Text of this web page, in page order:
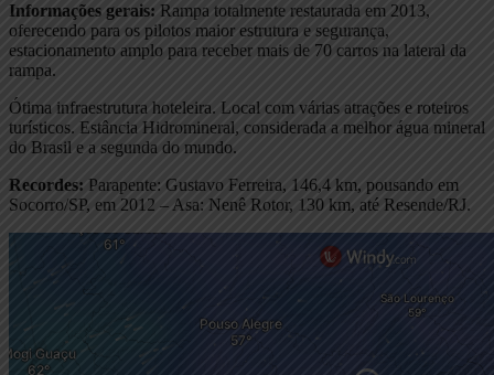
Informações gerais: Rampa totalmente restaurada em 2013,
oferecendo para os pilotos maior estrutura e segurança,
estacionamento amplo para receber mais de 70 carros na lateral da
rampa.
Ótima infraestrutura hoteleira. Local com várias atrações e roteiros
turísticos. Estância Hidromineral, considerada a melhor água mineral
do Brasil e a segunda do mundo.
Recordes: Parapente: Gustavo Ferreira, 146,4 km, pousando em
Socorro/SP, em 2012 – Asa: Nenê Rotor, 130 km, até Resende/RJ.